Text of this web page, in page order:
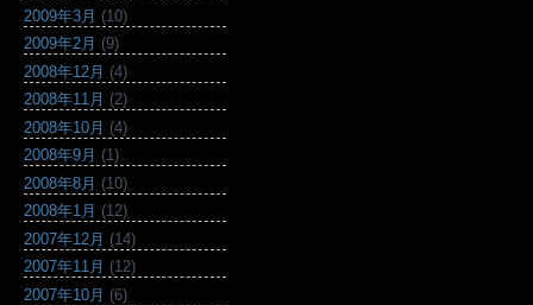
2009年3月 (10)
2009年2月 (9)
2008年12月 (4)
2008年11月 (2)
2008年10月 (4)
2008年9月 (1)
2008年8月 (10)
2008年1月 (12)
2007年12月 (14)
2007年11月 (12)
2007年10月 (6)